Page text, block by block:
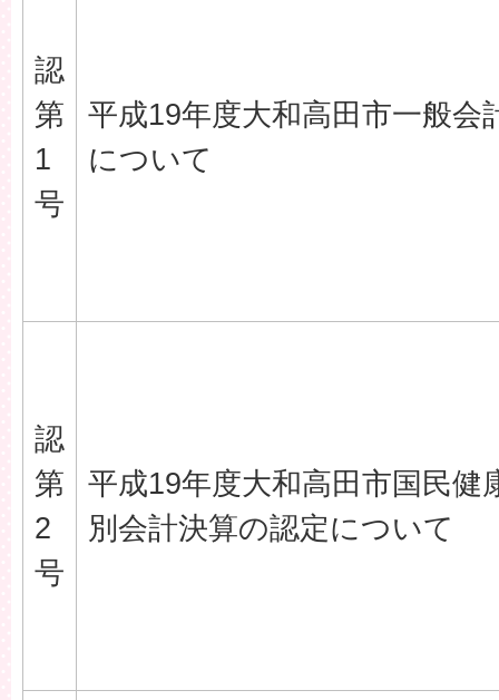
認
第
1
号
平成19年度大和高田市一般会
について
認
第
2
号
平成19年度大和高田市国民健
別会計決算の認定について